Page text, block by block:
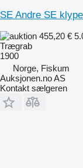
SE Andre SE
455,20 €
Trægrab
1900
Norge, Fiskum
Auksjonen.no AS
Kontakt sælgeren